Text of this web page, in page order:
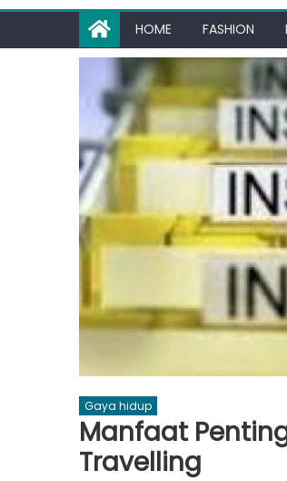
HOME FASHION
Gaya hidup
Manfaat
Travelling